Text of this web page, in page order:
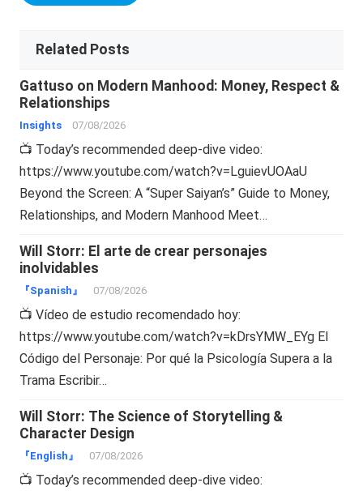
Related Posts
Gattuso on Modern Manhood: Money, Respect &
Relationships
Insights 07/08/2026
📺 Today’s recommended deep-dive video:
https://www.youtube.com/watch?v=LguievUOAaU
Beyond the Screen: A “Super Saiyan’s” Guide to Money,
Relationships, and Modern Manhood Meet…
Will Storr: El arte de crear personajes
inolvidables
『Spanish』 07/08/2026
📺 Vídeo de estudio recomendado hoy:
https://www.youtube.com/watch?v=kDrsYMW_EYg El
Código del Personaje: Por qué la Psicología Supera a la
Trama Escribir…
Will Storr: The Science of Storytelling &
Character Design
『English』 07/08/2026
📺 Today’s recommended deep-dive video: